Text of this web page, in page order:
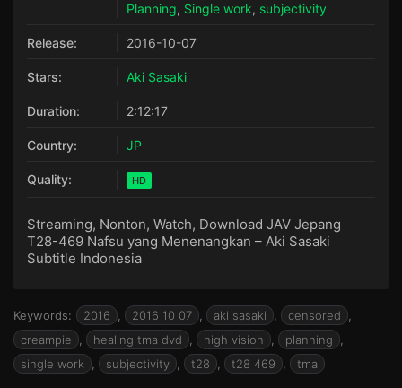
Planning, Single work, subjectivity
Release: 2016-10-07
Stars: Aki Sasaki
Duration: 2:12:17
Country: JP
Quality: HD
Streaming, Nonton, Watch, Download JAV Jepang
T28-469 Nafsu yang Menenangkan – Aki Sasaki
Subtitle Indonesia
Keywords: 2016 , 2016 10 07 , aki sasaki , censored
,
creampie
, healing tma dvd , high vision , planning
,
single work
, subjectivity , t28 , t28 469 , tma